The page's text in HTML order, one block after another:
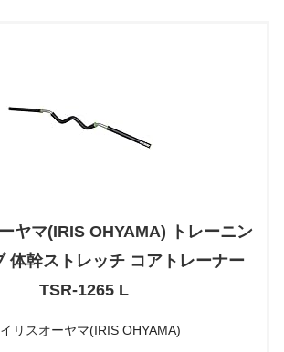
ヤマ(IRIS OHYAMA) トレーニン
体幹ストレッチ コアトレーナー
TSR-1265 L
リスオーヤマ(IRIS OHYAMA)